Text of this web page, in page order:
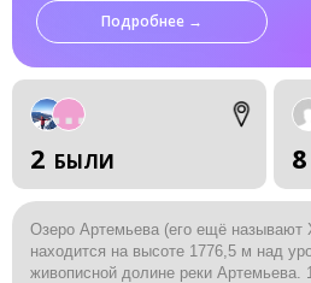
Подробнее →
2 БЫЛИ 8
Озеро Артемьева (его ещё называют
находится на высоте 1776,5 м над
живописной долине реки Артемьева.